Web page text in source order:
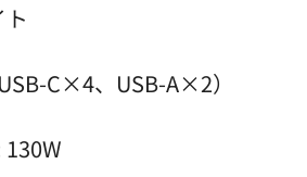
C×4、USB-A×2）